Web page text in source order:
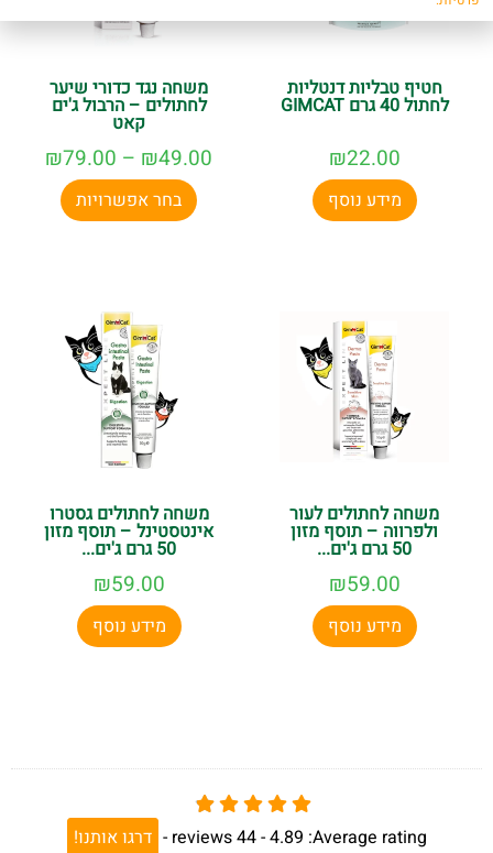
חטיף טבליות דנטליות
לחתול 40 גרם GIMCAT
₪22.00
מידע נוסף
משחה נגד כדורי שיער
לחתולים – הרבול ג'ים
קאט
₪49.00
–
₪79.00
בחר אפשרויות
משחה לחתולים לעור
ולפרווה – תוסף מזון
50 גרם ג'ים...
₪59.00
מידע נוסף
משחה לחתולים גסטרו
אינטסטינל – תוסף מזון
50 גרם ג'ים...
₪59.00
מידע נוסף
Average rating:
4.89 -
44
reviews
- דרגו אותנו!